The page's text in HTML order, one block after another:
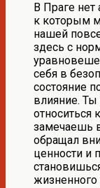
В Праге нет
к которым
нашей
здесь с
себя в
состояние
влияние.
относиться
замечаешь
обращал
ценности и
жизненного